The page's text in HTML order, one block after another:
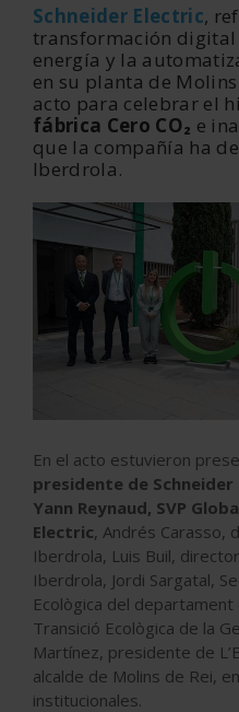
Schneider Electric,
transformación digital
energía y la
en su planta de
acto para celebrar el
fábrica Cero CO₂ e
que la compañía ha
Iberdrola.
En el acto estuvieron
presidente de
Yann Reynaud, SVP
Electric, Andrés Carasso,
Iberdrola, Luis Buil,
Iberdrola, Jordi Sargatal,
Ecològica del
Transició Ecològica de la
Martínez, presidente de
alcalde de Molins de Rei,
institucionales.